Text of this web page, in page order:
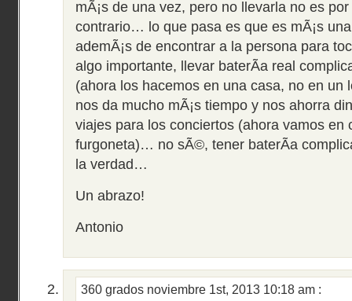
mÃ¡s de una vez, pero no llevarla no es
contrario… lo que pasa es que es mÃ¡s
ademÃ¡s de encontrar a la persona para
algo importante, llevar baterÃ­a real
(ahora los hacemos en una casa, no en un
nos da mucho mÃ¡s tiempo y nos ahorra
viajes para los conciertos (ahora vamos en
furgoneta)… no sÃ©, tener baterÃ­a
la verdad…
Un abrazo!
Antonio
360 grados noviembre 1st, 2013 10:18 am :